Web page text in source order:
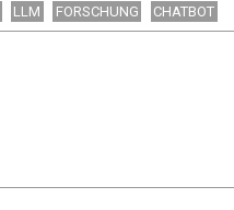
LLM FORSCHUNG CHATBOT